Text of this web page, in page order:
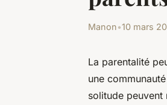
Manon•10 mars
La parentalité
une
solitude peuvent